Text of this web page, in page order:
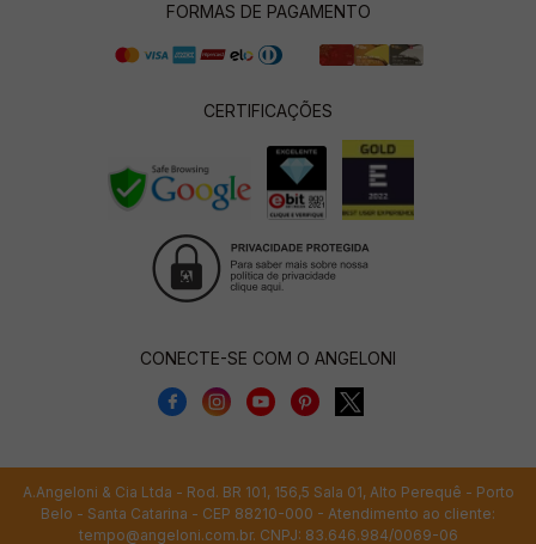
FORMAS DE PAGAMENTO
CERTIFICAÇÕES
CONECTE-SE COM O ANGELONI
A.Angeloni & Cia Ltda - Rod. BR 101, 156,5 Sala 01, Alto Perequê - Porto
Belo - Santa Catarina - CEP 88210-000 - Atendimento ao cliente:
tempo@angeloni.com.br. CNPJ: 83.646.984/0069-06